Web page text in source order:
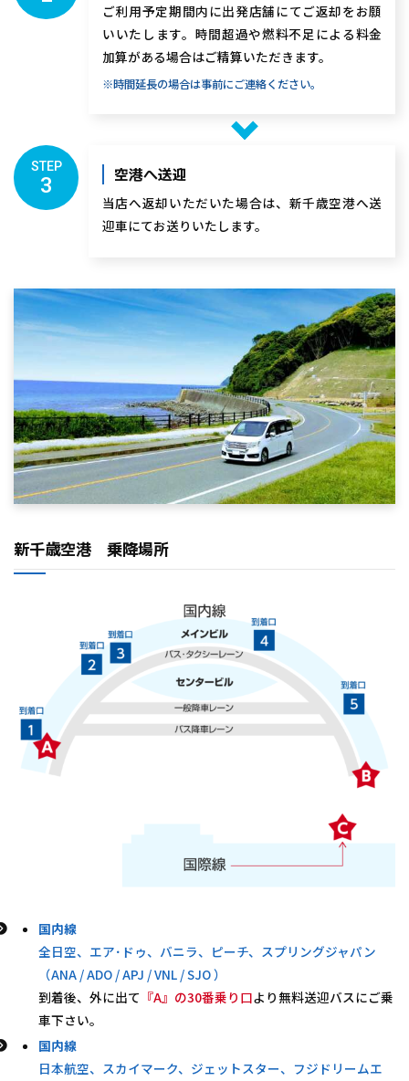
ご利用予定期間内に出発店舗にてご返却をお願
いいたします。時間超過や燃料不足による料金
加算がある場合はご精算いただきます。
※時間延長の場合は事前にご連絡ください。
空港へ送迎
当店へ返却いただいた場合は、新千歳空港へ送
迎車にてお送りいたします。
STEP
3
新千歳空港 乗降場所
国内線
全日空、エア･ドゥ、バニラ、ピーチ、スプリングジャパン
（ANA / ADO / APJ / VNL / SJO ）
到着後、外に出て 『A』の30番乗り口より無料送迎バスにご乗
車下さい。
国内線
日本航空、スカイマーク、ジェットスター、フジドリームエ